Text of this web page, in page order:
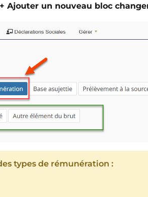
+ Ajouter un nouveau bloc
types de rémunération :